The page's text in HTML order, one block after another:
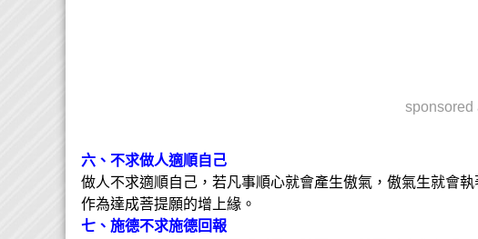
sponsored
六、不求做人適順自己
做人不求適順自己，若凡事順心就會產生傲氣，傲氣生就會
作為達成菩提願的增上緣。
七、施德不求施德回報